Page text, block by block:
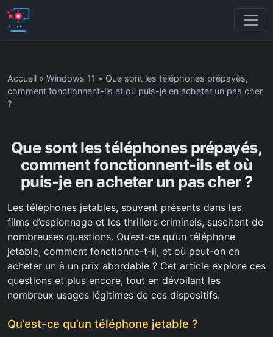
Accueil » Windows 11 » Que sont les téléphones prépayés,
comment fonctionnent-ils et où puis-je en acheter un pas cher
?
Que sont les téléphones prépayés,
comment fonctionnent-ils et où
puis-je en acheter un pas cher ?
Les téléphones jetables, souvent présents dans les
films d’espionnage et les thrillers criminels, suscitent de
nombreuses questions. Qu’est-ce qu’un téléphone
jetable, comment fonctionne-t-il, et où peut-on en
acheter un à un prix abordable ? Cet article explore ces
questions et plus encore, tout en dévoilant les
nombreux usages légitimes de ces dispositifs.
Qu’est-ce qu’un téléphone jetable ?